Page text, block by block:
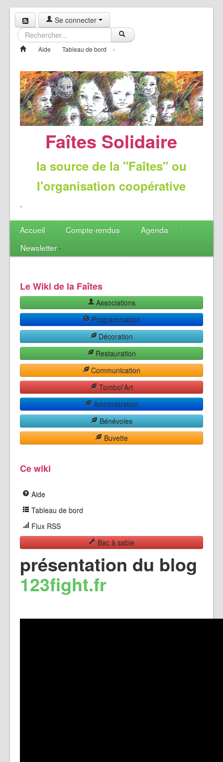
Se connecter
Aide Tableau de bord -
Faîtes Solidaire
la source de la "Faîtes" ou
l'organisation coopérative
-
Accueil Compte-rendus
Agenda
Newsletter-
Le Wiki de la Faîtes
Associations
Programmation
Décoration
Restauration
Communication
Tombol'Art
Administration
Bénévoles
Buvette
Ce wiki
Aide
Tableau de bord
Flux RSS
Bac à sable
présentation du blog
123fight.fr